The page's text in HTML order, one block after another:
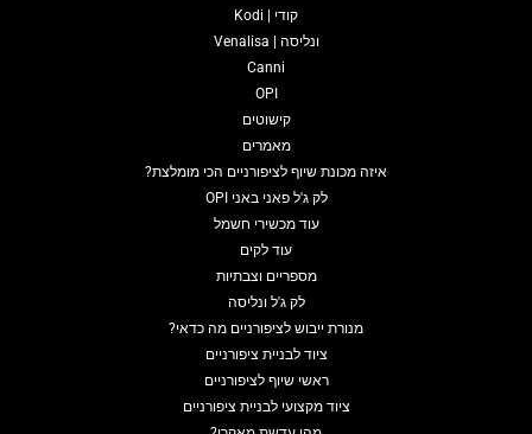
קודי | Kodi
ונליסה | Venalisa
Canni
OPI
קישוטים
מאמרים
איזה מכונת שיוף לציפורניים הכי מומלצת?
לק ג'ל פאני באני OPI
עוד מכשירי חשמל
עוד לקים
מספריים וצבתיות
לק ג'ל ונליסה
מנורת ייבוש לציפורניים מה כדאי?
ציוד לבניית ציפורניים
ראשי שיוף לציפורניים
ציוד מקצועי לבניית ציפורניים